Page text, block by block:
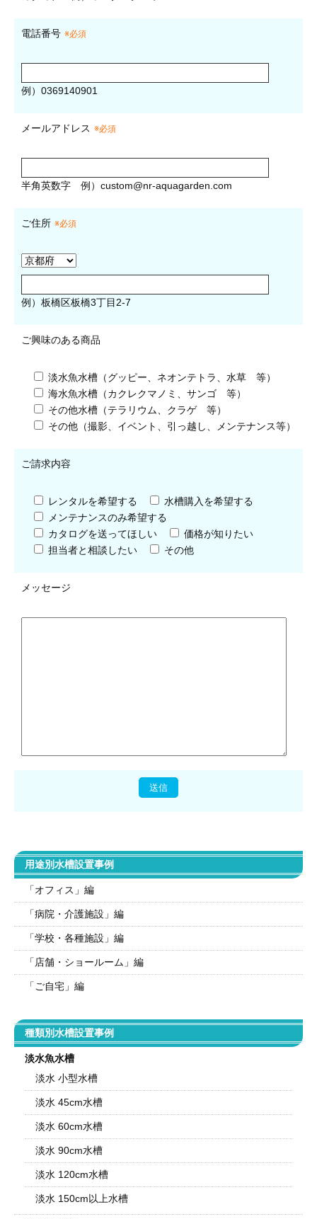
電話番号 ※必須
例）0369140901
メールアドレス ※必須
半角英数字 例） custom@nr-aquagarden.com
ご住所 ※必須
例）板橋区板橋3丁目2-7
ご興味のある商品
淡水魚水槽（グッピー、ネオンテトラ、水草 等）
海水魚水槽（カクレクマノミ、サンゴ 等）
その他水槽（テラリウム、クラゲ 等）
その他（撮影、イベント、引っ越し、メンテナンス等）
ご請求内容
レンタルを希望する
水槽購入を希望する
メンテナンスのみ希望する
カタログを送ってほしい
価格が知りたい
担当者と相談したい
その他
メッセージ
用途別水槽設置事例
「オフィス」編
「病院・介護施設」編
「学校・各種施設」編
「店舗・ショールーム」編
「ご自宅」編
種類別水槽設置事例
淡水魚水槽
淡水 小型水槽
淡水 45cm水槽
淡水 60cm水槽
淡水 90cm水槽
淡水 120cm水槽
淡水 150cm以上水槽